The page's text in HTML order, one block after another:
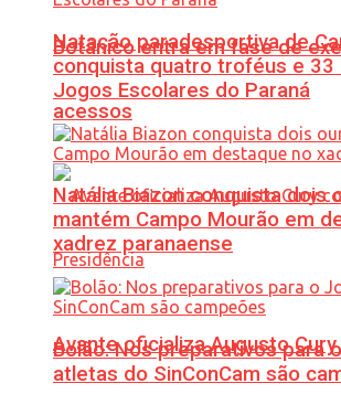
Botânico entra em fase de
acessos
Avante oficializa Augusto
Natação paradesportiva de
conquista quatro troféus e 33
Jogos Escolares do Paraná
Natália Biazon conquista dois
mantém Campo Mourão em
xadrez paranaense
Bolão: Nos preparativos para
atletas do SinConCam são